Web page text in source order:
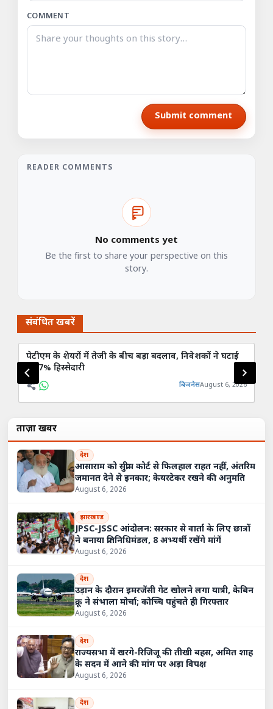
COMMENT
Submit comment
READER COMMENTS
No comments yet
Be the first to share your perspective on this
story.
संबंधित खबरें
पेटीएम के शेयरों में तेजी के बीच बड़ा बदलाव, निवेशकों ने घटाई
3.67% हिस्सेदारी
बिजनेसAugust 6, 2026
ताज़ा खबरें
देश
आसाराम को सुप्रीम कोर्ट से फिलहाल राहत नहीं, अंतरिम
जमानत देने से इनकार; केयरटेकर रखने की अनुमति
August 6, 2026
झारखण्ड
JPSC-JSSC आंदोलन: सरकार से वार्ता के लिए छात्रों
ने बनाया प्रतिनिधिमंडल, 8 अभ्यर्थी रखेंगे मांगें
August 6, 2026
देश
उड़ान के दौरान इमरजेंसी गेट खोलने लगा यात्री, केबिन
क्रू ने संभाला मोर्चा; कोच्चि पहुंचते ही गिरफ्तार
August 6, 2026
देश
राज्यसभा में खरगे-रिजिजू की तीखी बहस, अमित शाह
के सदन में आने की मांग पर अड़ा विपक्ष
August 6, 2026
देश